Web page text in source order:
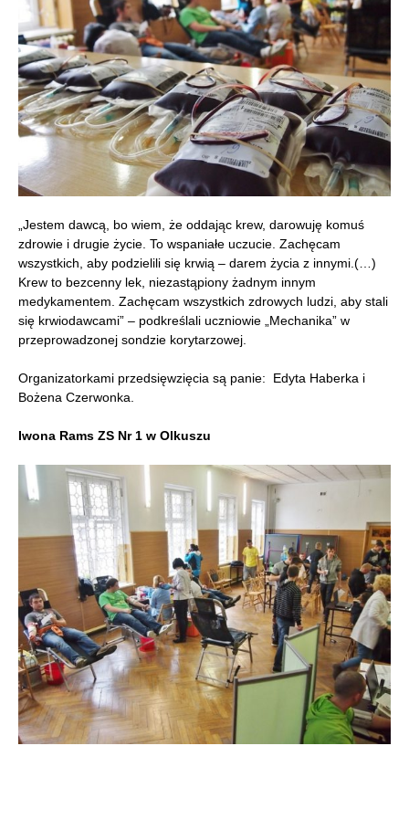
„Jestem dawcą, bo wiem, że oddając krew, darowuję komuś
zdrowie i drugie życie. To wspaniałe uczucie. Zachęcam
wszystkich, aby podzielili się krwią – darem życia z innymi.(…)
Krew to bezcenny lek, niezastąpiony żadnym innym
medykamentem. Zachęcam wszystkich zdrowych ludzi, aby stali
się krwiodawcami” – podkreślali uczniowie „Mechanika” w
przeprowadzonej sondzie korytarzowej.
Organizatorkami przedsięwzięcia są panie: Edyta Haberka i
Bożena Czerwonka.
Iwona Rams ZS Nr 1 w Olkuszu